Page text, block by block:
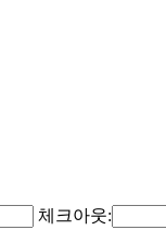
체크아웃: